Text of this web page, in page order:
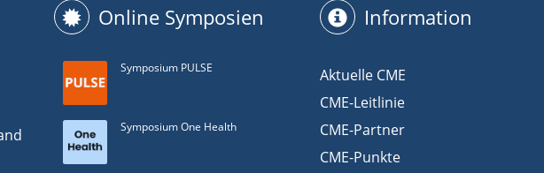
Online Symposien
Symposium PULSE
Symposium One Health
Information
Aktuelle CME
CME-Leitlinie
CME-Partner
CME-Punkte